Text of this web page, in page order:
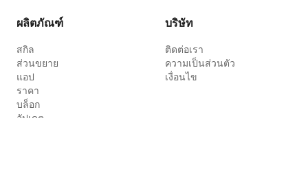
ผลิตภัณฑ์
สกิล
ส่วนขยาย
แอป
ราคา
บล็อก
อัปเดต
บริษัท
ติดต่อเรา
ความเป็นส่วนตัว
เงื่อนไข